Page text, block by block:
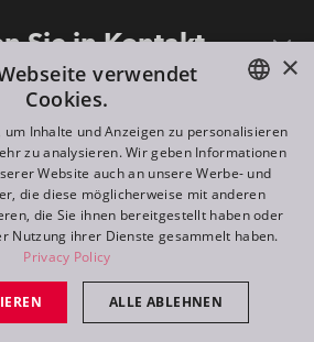
Sie in Kontakt
ROBE lighting s.r.o.
Created by
Switch to desktop mode
ENGLISH
FR
RU
×
verwendet
Cookies.
um Inhalte und Anzeigen zu personalisieren
zu analysieren. Wir geben Informationen
Website auch an unsere Werbe- und
die diese möglicherweise mit anderen
die Sie ihnen bereitgestellt haben oder
Nutzung ihrer Dienste gesammelt haben.
Privacy Policy
ALLE ABLEHNEN